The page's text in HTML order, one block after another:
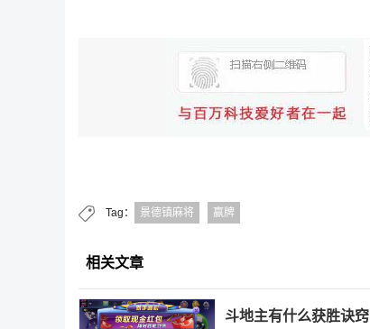
Tag： 景德镇麻将 赢牌
相关文章
斗地主有什么获胜诀